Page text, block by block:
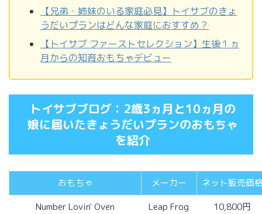
【兄弟・姉妹のいる家庭必見】トイサブのきょ
うだいプランはどんな家庭におすすめ？
【トイサブ ファーストセレクション】生後１ヵ
月からの知育おもちゃデビュー
トイサブブログ：2歳3ヵ月と10ヵ月の
娘に届いたきょうだいプランのおもちゃ
を紹介
おもちゃ メーカー
ネット販売価
Number Lovin' Oven
Leap Frog
10,800円